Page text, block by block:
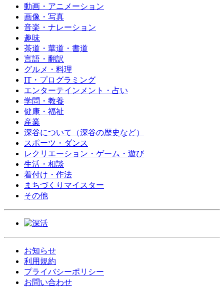
動画・アニメーション
画像・写真
音楽・ナレーション
趣味
茶道・華道・書道
言語・翻訳
グルメ・料理
IT・プログラミング
エンターテインメント・占い
学問・教養
健康・福祉
産業
深谷について（深谷の歴史など）
スポーツ・ダンス
レクリエーション・ゲーム・遊び
生活・相談
着付け・作法
まちづくりマイスター
その他
お知らせ
利用規約
プライバシーポリシー
お問い合わせ